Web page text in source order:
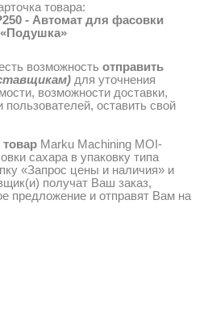
товара:
- Автомат для фасовки
«Подушка»
возможность отправить
для уточнения
возможности доставки,
оставить свой
Marku Machining MOI-
сахара в упаковку типа
«Запрос цены и наличия» и
получат Ваш заказ,
предложение и отправят Вам на